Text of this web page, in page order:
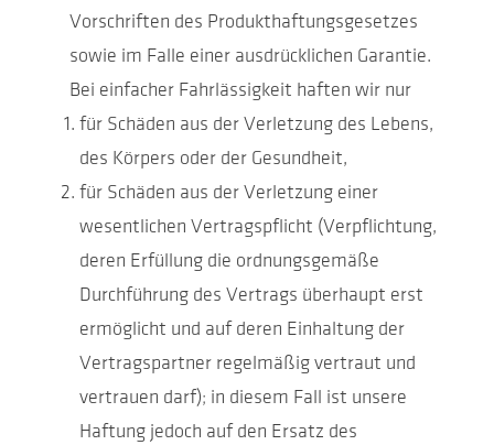
Vorschriften des Produkthaftungsgesetzes
sowie im Falle einer ausdrücklichen Garantie.
Bei einfacher Fahrlässigkeit haften wir nur
für Schäden aus der Verletzung des Lebens,
des Körpers oder der Gesundheit,
für Schäden aus der Verletzung einer
wesentlichen Vertragspflicht (Verpflichtung,
deren Erfüllung die ordnungsgemäße
Durchführung des Vertrags überhaupt erst
ermöglicht und auf deren Einhaltung der
Vertragspartner regelmäßig vertraut und
vertrauen darf); in diesem Fall ist unsere
Haftung jedoch auf den Ersatz des